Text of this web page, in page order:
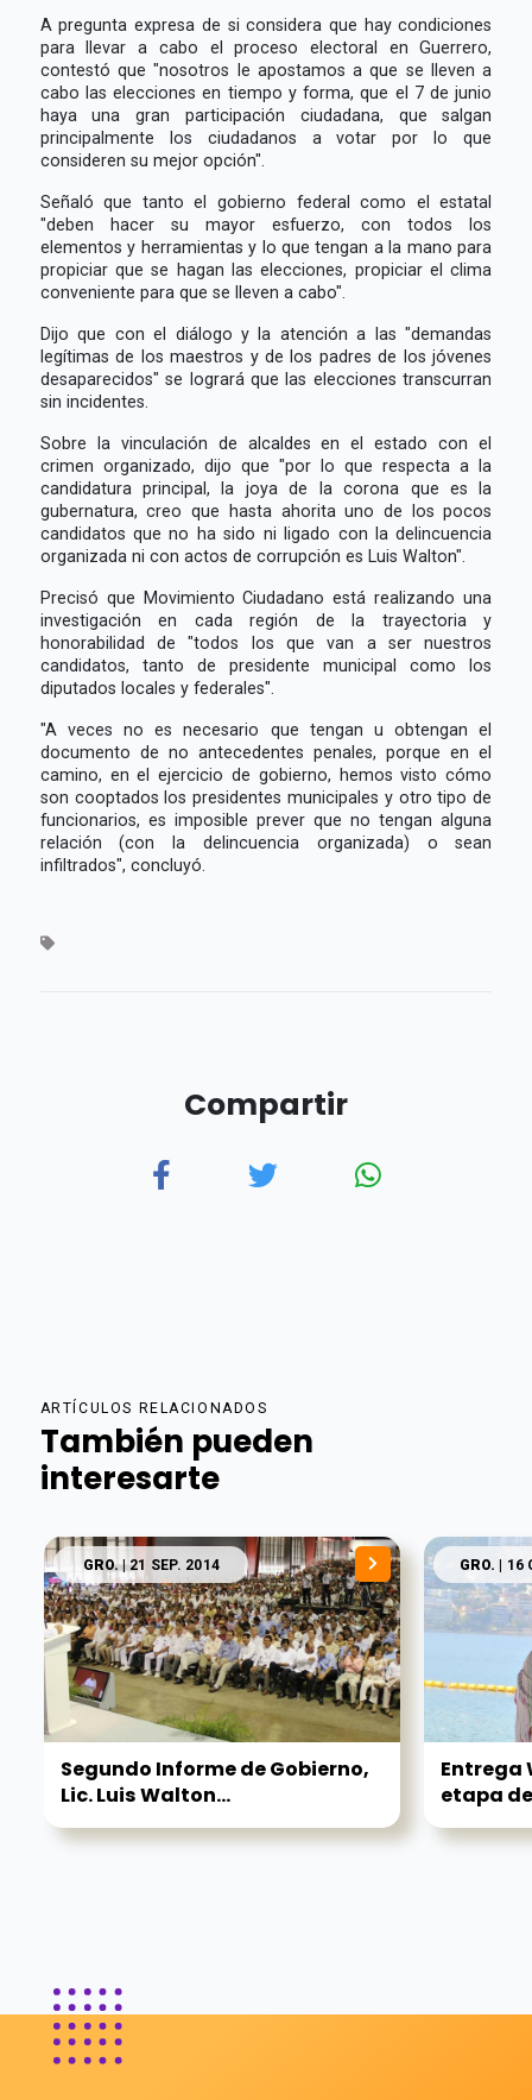
A pregunta expresa de si considera que hay condiciones
para llevar a cabo el proceso electoral en Guerrero,
contestó que "nosotros le apostamos a que se lleven a
cabo las elecciones en tiempo y forma, que el 7 de junio
haya una gran participación ciudadana, que salgan
principalmente los ciudadanos a votar por lo que
consideren su mejor opción".
Señaló que tanto el gobierno federal como el estatal
"deben hacer su mayor esfuerzo, con todos los
elementos y herramientas y lo que tengan a la mano para
propiciar que se hagan las elecciones, propiciar el clima
conveniente para que se lleven a cabo".
Dijo que con el diálogo y la atención a las "demandas
legítimas de los maestros y de los padres de los jóvenes
desaparecidos" se logrará que las elecciones transcurran
sin incidentes.
Sobre la vinculación de alcaldes en el estado con el
crimen organizado, dijo que "por lo que respecta a la
candidatura principal, la joya de la corona que es la
gubernatura, creo que hasta ahorita uno de los pocos
candidatos que no ha sido ni ligado con la delincuencia
organizada ni con actos de corrupción es Luis Walton".
Precisó que Movimiento Ciudadano está realizando una
investigación en cada región de la trayectoria y
honorabilidad de "todos los que van a ser nuestros
candidatos, tanto de presidente municipal como los
diputados locales y federales".
"A veces no es necesario que tengan u obtengan el
documento de no antecedentes penales, porque en el
camino, en el ejercicio de gobierno, hemos visto cómo
son cooptados los presidentes municipales y otro tipo de
funcionarios, es imposible prever que no tengan alguna
relación (con la delincuencia organizada) o sean
infiltrados", concluyó.
Compartir
ARTÍCULOS RELACIONADOS
También pueden
interesarte
GRO.| 21 SEP. 2014
Segundo Informe de Gobierno,
Lic. Luis Walton...
GRO. | 16
Entrega
etapa